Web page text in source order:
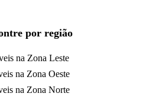
por região
na Zona Leste
na Zona Oeste
na Zona Norte